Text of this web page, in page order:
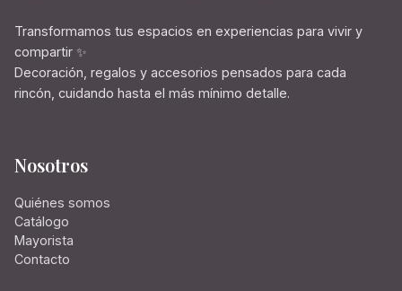
Transformamos tus espacios en experiencias para vivir y
compartir ✨
Decoración, regalos y accesorios pensados para cada
rincón, cuidando hasta el más mínimo detalle.
Nosotros
Quiénes somos
Catálogo
Mayorista
Contacto